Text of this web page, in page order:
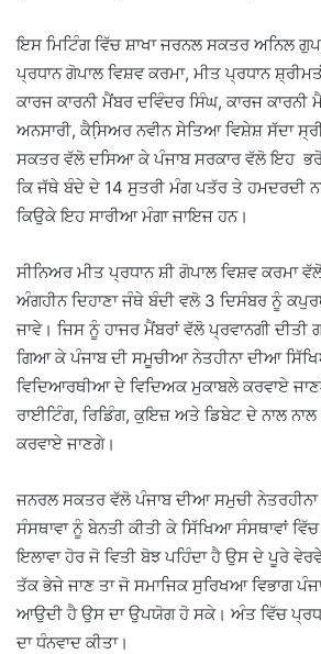
ਇਸ ਮਿਟਿੰਗ ਵਿੱਚ ਸ਼ਾਖਾ ਜਰਨਲ ਸਕਤਰ ਅਨਿਲ
ਪ੍ਰਧਾਨ ਗੋਪਾਲ ਵਿਸ਼ਵ ਕਰਮਾ, ਮੀਤ ਪ੍ਰਧਾਨ
ਕਾਰਜ ਕਾਰਨੀ ਮੈਂਬਰ ਦਵਿੰਦਰ ਸਿੰਘ, ਕਾਰਜ
ਅਨਸਾਰੀ, ਕੈਸਿ਼ਅਰ ਨਵੀਨ ਸੇਤਿਆ ਵਿਸ਼ੇਸ਼ ਸੱਦਾ
ਸਕਤਰ ਵੱਲੋ ਦਸਿਆ ਕੇ ਪੰਜਾਬ ਸਰਕਾਰ ਵੱਲੋ ਇਹ
ਕਿ ਜੱਥੇ ਬੰਦੇ ਦੇ 14 ਸੁਤਰੀ ਮੰਗ ਪਤੱਰ ਤੇ ਹਮਦਰਦੀ
ਕਿਉਕੇ ਇਹ ਸਾਰੀਆ ਮੰਗਾ ਜਾਇਜ ਹਨ।
ਸੀਨਿਅਰ ਮੀਤ ਪ੍ਰਧਾਨ ਸ਼ੀ ਗੋਪਾਲ ਵਿਸ਼ਵ ਕਰਮਾ
ਅੰਗਹੀਨ ਦਿਹਾਣਾ ਜੰਥੇ ਬੰਦੀ ਵਲੋ 3 ਦਿਸੰਬਰ ਨੂੰ
ਜਾਵੇ। ਜਿਸ ਨੂੰ ਹਾਜਰ ਮੈਂਬਰਾਂ ਵੱਲੋ ਪ੍ਰਵਾਨਗੀ
ਗਿਆ ਕੇ ਪੰਜਾਬ ਦੀ ਸਮੂਚੀਆ ਨੇਤਹੀਨਾ ਦੀਆ
ਵਿਦਿਆਰਥੀਆ ਦੇ ਵਿਦਿਅਕ ਮੁਕਾਬਲੇ ਕਰਵਾਏ
ਰਾਈਟਿੰਗ, ਰਿਡਿੰਗ, ਕੁਇਜ਼ ਅਤੇ ਡਿਬੇਟ ਦੇ ਨਾਲ ਨਾਲ
ਕਰਵਾਏ ਜਾਣਗੇ।
ਜਨਰਲ ਸਕਤਰ ਵੱਲੋ ਪੰਜਾਬ ਦੀਆ ਸਮੁਚੀ
ਸੰਸਥਾਵਾ ਨੂੰ ਬੇਨਤੀ ਕੀਤੀ ਕੇ ਸਿੱਖਿਆ ਸੰਸਥਾਵਾਂ
ਇਲਾਵਾ ਹੋਰ ਜੋ ਵਿਤੀ ਬੋਝ ਪਹਿੰਦਾ ਹੈ ਉਸ ਦੇ ਪੂਰੇ
ਤੱਕ ਭੇਜੇ ਜਾਣ ਤਾ ਜੋ ਸਮਾਜਿਕ ਸੁਰਿਖਆ ਵਿਭਾਗ
ਆਉਦੀ ਹੈ ਉਸ ਦਾ ਉਪਯੋਗ ਹੋ ਸਕੇ। ਅੰਤ ਵਿੱਚ
ਦਾ ਧੰਨਵਾਦ ਕੀਤਾ।